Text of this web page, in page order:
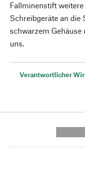
Fallminenstift
Schreibgeräte an die
schwarzem
uns.
Verantwortlicher